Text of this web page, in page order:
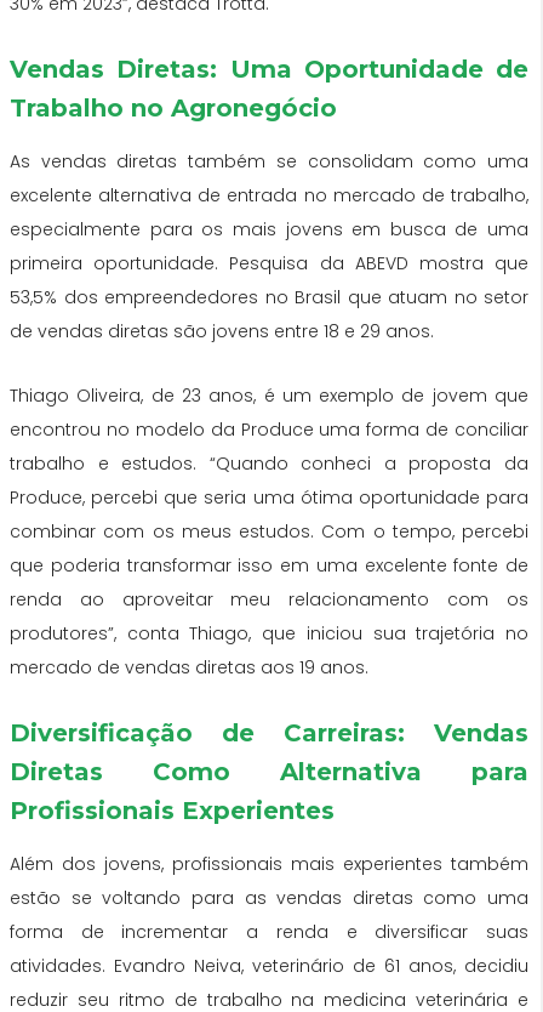
Vendas Diretas: Uma Oportunidade de
Trabalho no Agronegócio
As vendas diretas também se consolidam como uma
excelente alternativa de entrada no mercado de trabalho,
especialmente para os mais jovens em busca de uma
primeira oportunidade. Pesquisa da ABEVD mostra que
53,5% dos empreendedores no Brasil que atuam no setor
de vendas diretas são jovens entre 18 e 29 anos.
Thiago Oliveira, de 23 anos, é um exemplo de jovem que
encontrou no modelo da Produce uma forma de conciliar
trabalho e estudos. “Quando conheci a proposta da
Produce, percebi que seria uma ótima oportunidade para
combinar com os meus estudos. Com o tempo, percebi
que poderia transformar isso em uma excelente fonte de
renda ao aproveitar meu relacionamento com os
produtores”, conta Thiago, que iniciou sua trajetória no
mercado de vendas diretas aos 19 anos.
Diversificação de Carreiras: Vendas
Diretas Como Alternativa para
Profissionais Experientes
Além dos jovens, profissionais mais experientes também
estão se voltando para as vendas diretas como uma
forma de incrementar a renda e diversificar suas
atividades. Evandro Neiva, veterinário de 61 anos, decidiu
reduzir seu ritmo de trabalho na medicina veterinária e